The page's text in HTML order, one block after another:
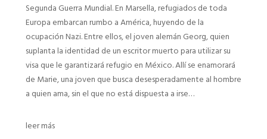
Segunda Guerra Mundial. En Marsella, refugiados de toda
Europa embarcan rumbo a América, huyendo de la
ocupación Nazi. Entre ellos, el joven alemán Georg, quien
suplanta la identidad de un escritor muerto para utilizar su
visa que le garantizará refugio en México. Allí se enamorará
de Marie, una joven que busca desesperadamente al hombre
a quien ama, sin el que no está dispuesta a irse…
leer más